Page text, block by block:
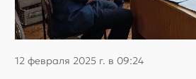
12 февраля 2025 г. в 09:24